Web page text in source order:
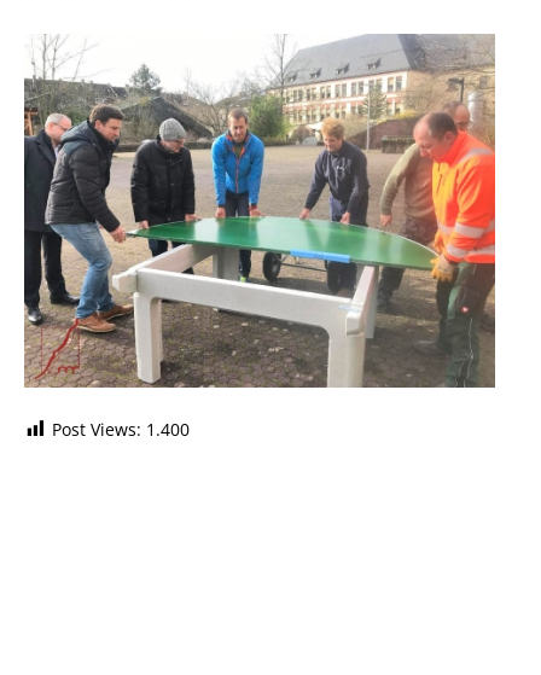
Post Views: 1.400